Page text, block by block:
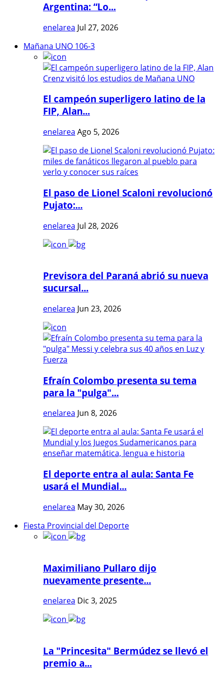
Argentina: “Lo...
enelarea Jul 27, 2026
Mañana UNO 106-3
El campeón superligero latino de la
FIP, Alan...
enelarea Ago 5, 2026
El paso de Lionel Scaloni revolucionó
Pujato:...
enelarea Jul 28, 2026
Previsora del Paraná abrió su nueva
sucursal...
enelarea Jun 23, 2026
Efraín Colombo presenta su tema
para la "pulga"...
enelarea Jun 8, 2026
El deporte entra al aula: Santa Fe
usará el Mundial...
enelarea May 30, 2026
Fiesta Provincial del Deporte
Maximiliano Pullaro dijo
nuevamente presente...
enelarea Dic 3, 2025
La "Princesita" Bermúdez se llevó el
premio a...